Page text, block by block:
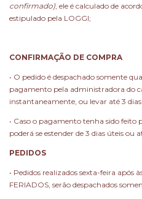
confirmado), ele é calculado de
estipulado pela LOGGI;
CONFIRMAÇÃO DE COMPRA
• O pedido é despachado somente
pagamento pela administradora do
instantaneamente, ou levar até 3 dias
• Caso o pagamento tenha sido feito
poderá se estender de 3 dias úteis ou
PEDIDOS
• Pedidos realizados sexta-feira após
FERIADOS, serão despachados